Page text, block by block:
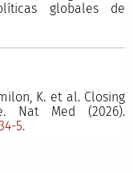
globales de
K. et al. Closing
Nat Med (2026).
5.